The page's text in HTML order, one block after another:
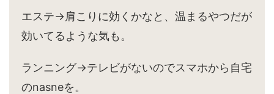
エステ→肩こりに効くかなと、温まるやつだが
効いてるような気も。
ランニング→テレビがないのでスマホから自宅
のnasneを。